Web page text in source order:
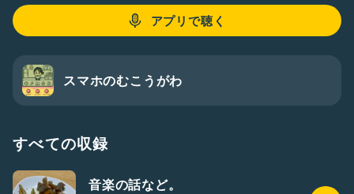
発達障害児を育てています。
メンタルの治療中のため気持ちの整理にラジオトークを使って
います。
⚠️交流が苦手なのと子供の支援でいっぱいいっぱいなため、コ
ラボ、枠周りはやっておりません。あしからず。
アプリで聴く
スマホのむこうがわ
すべての収録
音楽の話など。